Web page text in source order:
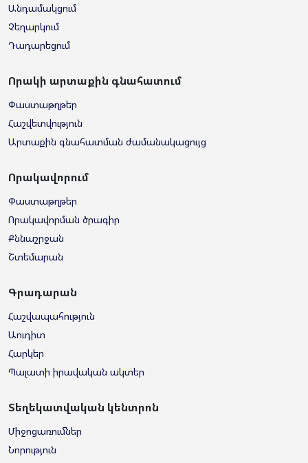
Անդամակցում
Չեղարկում
Դադարեցում
Որակի արտաքին գնահատում
Փաստաթղթեր
Հաշվետվություն
Արտաքին գնահատման ժամանակացույց
Որակավորում
Փաստաթղթեր
Որակավորման ծրագիր
Քննաշրջան
Շտեմարան
Գրադարան
Հաշվապահություն
Աուդիտ
Հարկեր
Պալատի իրավական ակտեր
Տեղեկատվական կենտրոն
Միջոցառումներ
Նորություն